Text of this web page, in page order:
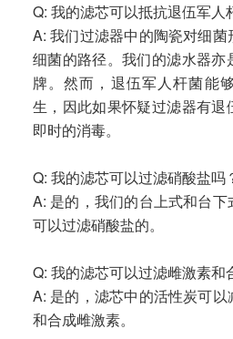
Q: 我的滤芯可以抵抗退伍军人
A: 我们过滤器中的陶瓷对细
细菌的路径。我们的滤水器亦
牌。然而，退伍军人杆菌能
生，因此如果怀疑过滤器有
即时的消毒。
Q: 我的滤芯可以过滤硝酸盐吗
A: 是的，我们的台上式和台
可以过滤硝酸盐的。
Q: 我的滤芯可以过滤雌激素和
A: 是的，滤芯中的活性炭可
和合成雌激素。